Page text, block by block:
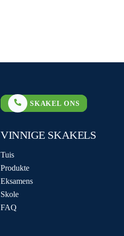
SKAKEL ONS
VINNIGE SKAKELS
Tuis
Produkte
Eksamens
Skole
FAQ